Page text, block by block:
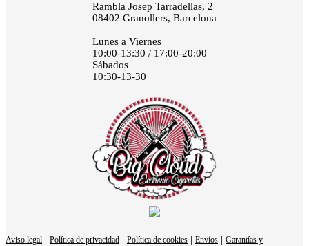
Rambla Josep Tarradellas, 2
08402 Granollers, Barcelona
Lunes a Viernes
10:00-13:30 / 17:00-20:00
Sábados
10:30-13-30
Aviso legal | Política de privacidad | Política de cookies | Envíos | Garantías y